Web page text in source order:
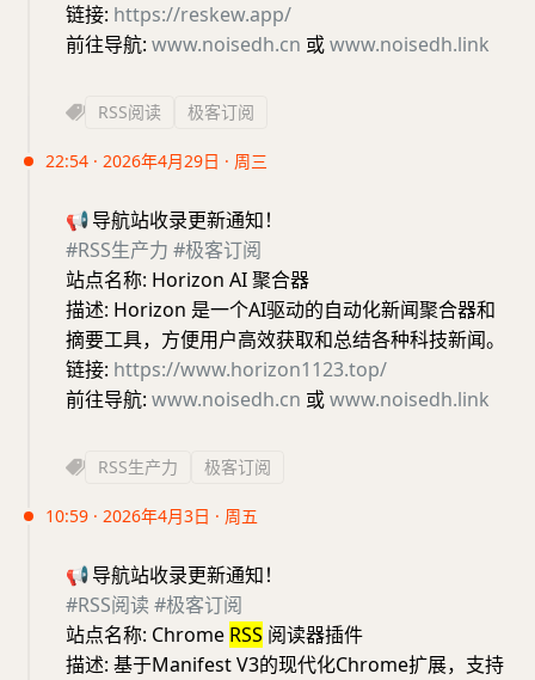
链接: https://reskew.app/
前往导航: www.noisedh.cn 或www.noisedh.link
RSS阅读 极客订阅
22:54 · 2026年4月29日 · 周三
📢导航站收录更新通知！
#RSS生产力 #极客订阅
站点名称: Horizon AI 聚合器
描述: Horizon 是一个AI驱动的自动化新闻聚合器和
摘要工具，方便用户高效获取和总结各种科技新闻。
链接: https://www.horizon1123.top/
前往导航: www.noisedh.cn 或www.noisedh.link
RSS生产力 极客订阅
10:59 · 2026年4月3日 · 周五
📢导航站收录更新通知！
#RSS阅读 #极客订阅
站点名称: Chrome RSS 阅读器插件
描述: 基于Manifest V3的现代化Chrome扩展，支持